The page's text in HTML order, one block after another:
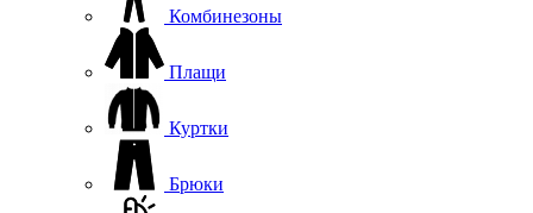
Комбинезоны
Плащи
Куртки
Брюки